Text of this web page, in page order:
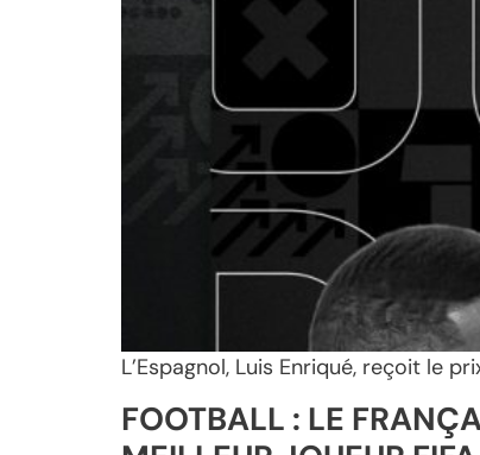
L’Espagnol, Luis Enriqué, reçoit le
FOOTBALL : LE